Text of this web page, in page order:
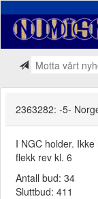
2363282: -5-
I NGC holder.
flekk rev kl. 6
Antall bud: 34
Sluttbud: 411